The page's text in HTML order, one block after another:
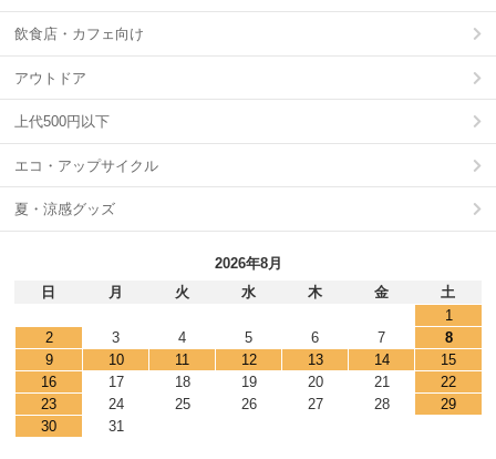
飲食店・カフェ向け
アウトドア
上代500円以下
エコ・アップサイクル
夏・涼感グッズ
2026年8月
日
月 火 水 木 金
土
1
2
3 4 5 6 7
8
9
10 11 12 13 14
15
16
17 18 19 20 21
22
23
24 25 26 27 28
29
30
31